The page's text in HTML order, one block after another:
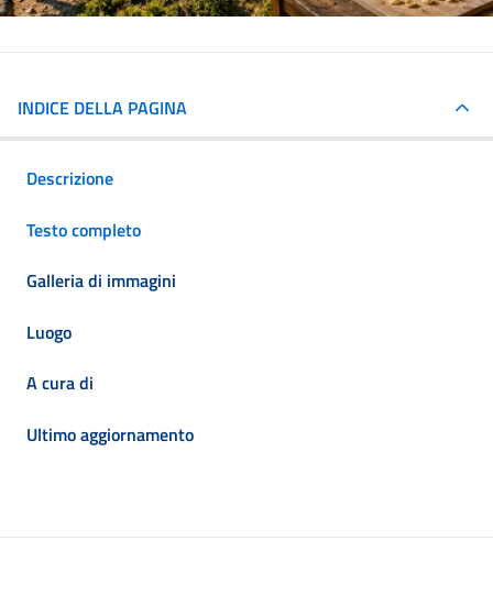
INDICE DELLA PAGINA
Descrizione
Testo completo
Galleria di immagini
Luogo
A cura di
Ultimo aggiornamento